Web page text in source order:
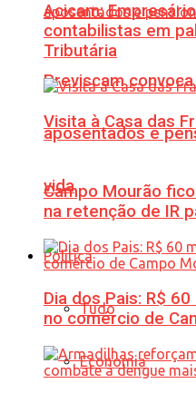
Previscam
aposentados e
vida
Política
Tudo
Economia
Acicam:
contabilistas em
Tributária
Visita à Casa das
Campo Mourão
na retenção de IR
Dia dos Pais: R$
no comércio de